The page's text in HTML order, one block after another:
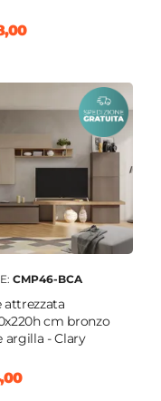
CMP46-BCA
attrezzata
cm bronzo
argilla - Clary